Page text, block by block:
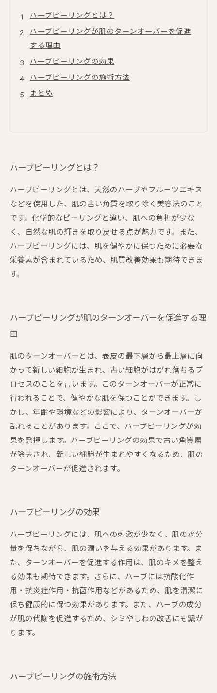
ハーブピーリングとは？
ハーブピーリングが肌のターンオーバーを促進
する理由
ハーブピーリングの効果
ハーブピーリングの施術方法
まとめ
ハーブピーリングとは？
ハーブピーリングとは、天然のハーブやフルーツエキス
などを使用した、肌の古い角質を取り除く美容法のこと
です。化学的なピーリングと違い、肌への負担が少な
く、自然な肌の輝きを取り戻せる点が魅力です。また、
ハーブピーリングには、肌を健やかに保つために必要な
栄養素が含まれているため、肌質改善効果も期待できま
す。
ハーブピーリングが肌のターンオーバーを促進する理
由
肌のターンオーバーとは、表皮の最下層から最上層に向
かって新しい細胞が生まれ、古い細胞がはがれ落ちるプ
ロセスのことを言います。このターンオーバーが正常に
行われることで、健やかな肌を保つことができます。し
かし、年齢や環境などの影響により、ターンオーバーが
乱れることがあります。ここで、ハーブピーリングが効
果を発揮します。ハーブピーリングの効果で古い角質層
が除去され、新しい細胞が生まれやすくなるため、肌の
ターンオーバーが促進されます。
ハーブピーリングの効果
ハーブピーリングには、肌への刺激が少なく、肌の水分
量を保ちながら、肌の潤いを与える効果があります。ま
た、ターンオーバーを促進する作用は、肌のキメを整え
る効果も期待できます。さらに、ハーブには抗酸化作
用・抗炎症作用・抗菌作用などがあるため、肌を清潔に
保ち健康的に保つ効果があります。また、ハーブの成分
が肌の代謝を促進するため、シミやしわの改善にも繋が
ります。
ハーブピーリングの施術方法